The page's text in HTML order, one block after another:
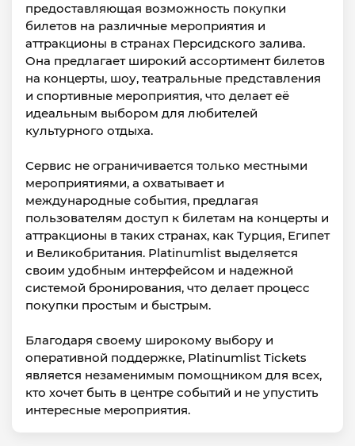
предоставляющая возможность покупки
билетов на различные мероприятия и
аттракционы в странах Персидского залива.
Она предлагает широкий ассортимент билетов
на концерты, шоу, театральные представления
и спортивные мероприятия, что делает её
идеальным выбором для любителей
культурного отдыха.
Сервис не ограничивается только местными
мероприятиями, а охватывает и
международные события, предлагая
пользователям доступ к билетам на концерты и
аттракционы в таких странах, как Турция, Египет
и Великобритания. Platinumlist выделяется
своим удобным интерфейсом и надежной
системой бронирования, что делает процесс
покупки простым и быстрым.
Благодаря своему широкому выбору и
оперативной поддержке, Platinumlist Tickets
является незаменимым помощником для всех,
кто хочет быть в центре событий и не упустить
интересные мероприятия.